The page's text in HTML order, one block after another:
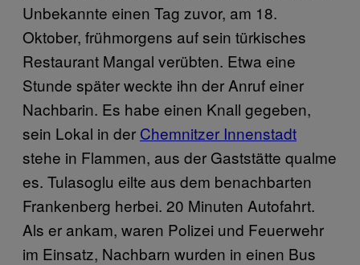
Unbekannte einen Tag zuvor, am 18.
Oktober, frühmorgens auf sein türkisches
Restaurant Mangal verübten. Etwa eine
Stunde später weckte ihn der Anruf einer
Nachbarin. Es habe einen Knall gegeben,
sein Lokal in der Chemnitzer Innenstadt
stehe in Flammen, aus der Gaststätte qualme
es. Tulasoglu eilte aus dem benachbarten
Frankenberg herbei. 20 Minuten Autofahrt.
Als er ankam, waren Polizei und Feuerwehr
im Einsatz, Nachbarn wurden in einen Bus